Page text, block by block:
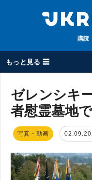
購読
もっと見る ☰
全てのトピック
被占領地
政治
経済・復興
ゼレンシキ
者慰霊墓地
写真・動画